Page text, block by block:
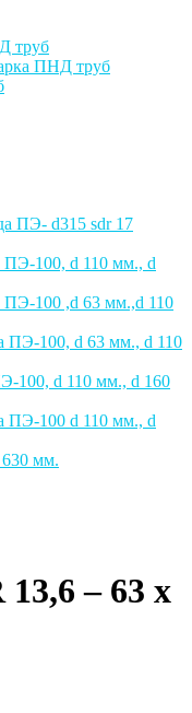
труб
ПНД труб
ПЭ- d315 sdr 17
ПЭ-100, d 110 мм., d
ПЭ-100 ,d 63 мм.,d 110
ПЭ-100, d 63 мм., d 110
100, d 110 мм., d 160
ПЭ-100 d 110 мм., d
мм.
– 63 х